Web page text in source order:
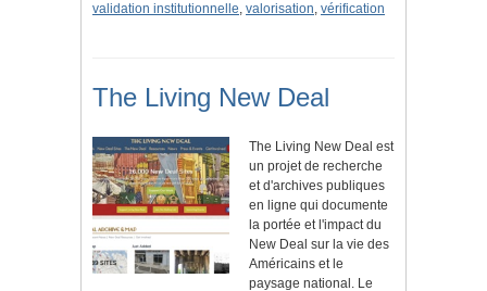
validation institutionnelle, valorisation, vérification
The Living New Deal
The Living New Deal est
un projet de recherche
et d'archives publiques
en ligne qui documente
la portée et l'impact du
New Deal sur la vie des
Américains et le
paysage national. Le